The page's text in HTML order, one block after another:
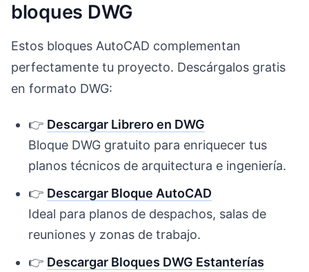
bloques DWG
Estos bloques AutoCAD complementan
perfectamente tu proyecto. Descárgalos gratis
en formato DWG:
👉 Descargar Librero en DWG
Bloque DWG gratuito para enriquecer tus
planos técnicos de arquitectura e ingeniería.
👉 Descargar Bloque AutoCAD
Ideal para planos de despachos, salas de
reuniones y zonas de trabajo.
👉 Descargar Bloques DWG Estanterías